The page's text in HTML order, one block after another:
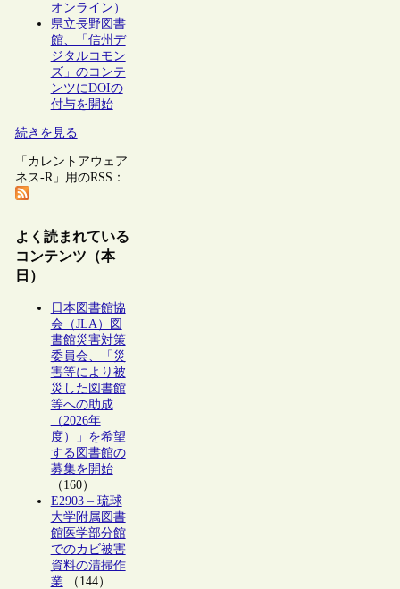
オンライン）
県立長野図書
館、「信州デ
ジタルコモン
ズ」のコンテ
ンツにDOIの
付与を開始
続きを見る
「カレントアウェア
ネス-R」用のRSS：
よく読まれている
コンテンツ（本
日）
日本図書館協
会（JLA）図
書館災害対策
委員会、「災
害等により被
災した図書館
等への助成
（2026年
度）」を希望
する図書館の
募集を開始
（160）
E2903 – 琉球
大学附属図書
館医学部分館
でのカビ被害
資料の清掃作
業（144）